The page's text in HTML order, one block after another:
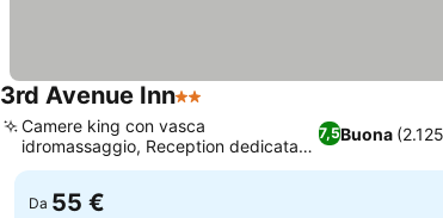
3rd Avenue Inn2 Stelle
7,5Buona
Camere king con vasca
idromassaggio, Reception dedicata
24 ore su 24
Da 55 €